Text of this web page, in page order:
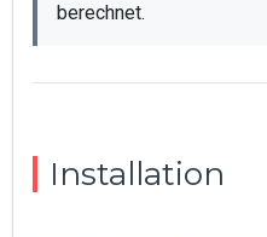
berechnet.
Installation